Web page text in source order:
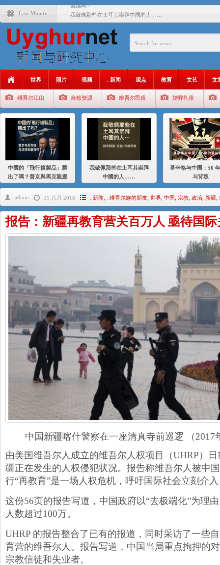
Last Minute
羞愧嗎？
我敬佩那些在土耳其崇拜中國的人……
基辛格与中国：50 年的爱与背叛
年的百年關係
大一统情结使魏京生失去理智 / 伊利夏提
伊利夏提：在自责与内疚中的挣扎
伊利夏提：消失在集中营的红衣女孩
伊利夏提：维吾尔种族灭绝
世界 照片 视频 . 新闻 观点 教育 文艺 文
维吾尔江山 自然资源 维吾尔民俗 婚葬礼俗
中國的「飛行複製品」勝
出了嗎？普京與馬克龍應
我敬佩那些在土耳其崇拜
中國的人……
基辛格与中国：50
与背叛
admin 31 八月 2018 . 新闻 . 维吾尔族的朋友 世界 中国 宗教 政治 新疆
报告：新疆再教育营关百万人 亟待国
中国新疆喀什警察在一座清真寺前巡逻 （2017
由美国维吾尔人成立的维吾尔人权项目（UHRP）
疆正在发生的人权侵犯状况。报告称维吾尔人被中
行“再教育”是一场人权危机，呼吁国际社会立刻介
这份56页的报告写道，中国政府以“去极端化”为理
人数超过100万。
UHRP 的报告整合了已有的报道，同时采访了一些
育营的维吾尔人。报告写道，中国当局重点拘押的
宗教信徒和失业者。